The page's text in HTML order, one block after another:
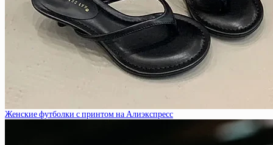
Женские футболки с принтом на Алиэкспресс